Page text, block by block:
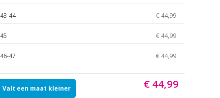
43-44 € 44,99
45 € 44,99
46-47 € 44,99
Valt een maat kleiner € 44,99